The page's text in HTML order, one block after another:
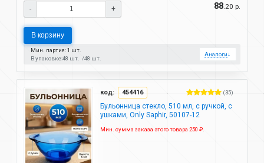
- + 88.20 р.
В корзину
Мин. партия: 1 шт.
В упаковке:48 шт. 48 шт.
Аналоги↓
код: 454416 (35)
Бульонница стекло, 510 мл, с ручкой, с
ушками, Only Saphir, 50107-12
Мин. сумма заказа этого товара 250 ₽.